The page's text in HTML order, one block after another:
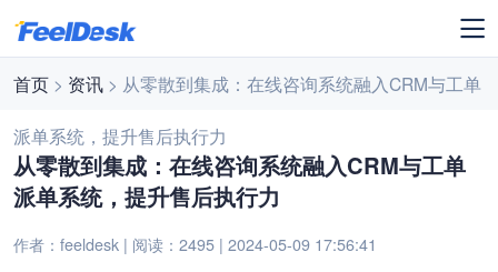
首页 > 资讯 > 从零散到集成：在线咨询系统融入CRM与工单
派单系统，提升售后执行力
从零散到集成：在线咨询系统融入CRM与工单
派单系统，提升售后执行力
作者：feeldesk | 阅读：2495 | 2024-05-09 17:56:41